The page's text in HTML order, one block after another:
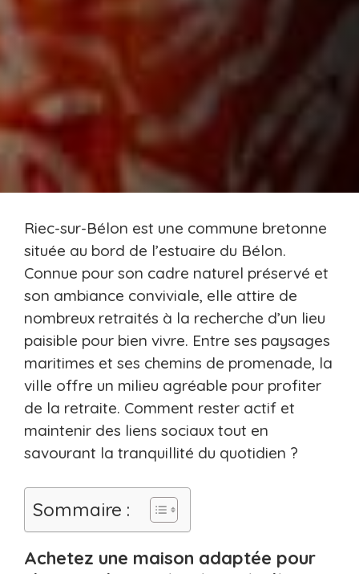
Riec-sur-Bélon est une commune bretonne
située au bord de l’estuaire du Bélon.
Connue pour son cadre naturel préservé et
son ambiance conviviale, elle attire de
nombreux retraités à la recherche d’un lieu
paisible pour bien vivre. Entre ses paysages
maritimes et ses chemins de promenade, la
ville offre un milieu agréable pour profiter
de la retraite. Comment rester actif et
maintenir des liens sociaux tout en
savourant la tranquillité du quotidien ?
Sommaire :
Achetez une maison adaptée pour